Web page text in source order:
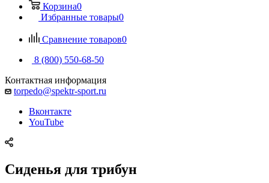
Корзина0
Избранные товары0
Сравнение товаров0
8 (800) 550-68-50
Контактная информация
torpedo@spektr-sport.ru
Вконтакте
YouTube
Сиденья для трибун